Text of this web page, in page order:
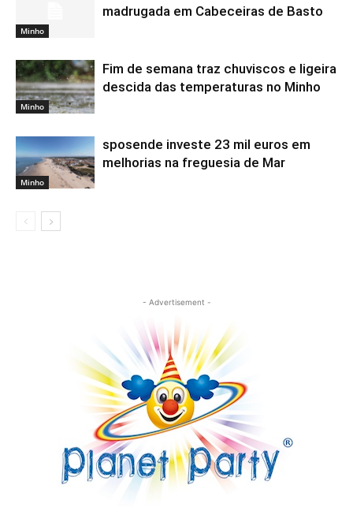
Minho
madrugada em Cabeceiras de Basto
Minho
Fim de semana traz chuviscos e ligeira
descida das temperaturas no Minho
Minho
sposende investe 23 mil euros em
melhorias na freguesia de Mar
- Advertisement -